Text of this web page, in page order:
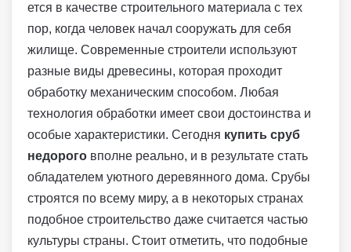
ется в качестве строительного материала с тех
пор, когда человек начал сооружать для себя
жилище. Современные строители используют
разные виды древесины, которая проходит
обработку механическим способом. Любая
технология обработки имеет свои достоинства и
особые характеристики. Сегодня купить сруб
недорого вполне реально, и в результате стать
обладателем уютного деревянного дома. Срубы
строятся по всему миру, а в некоторых странах
подобное строительство даже считается частью
культуры страны. Стоит отметить, что подобные